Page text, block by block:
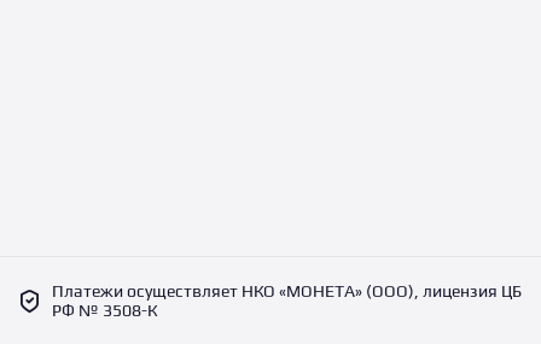
Платежи осуществляет НКО «МОНЕТА» (ООО), лицензия ЦБ
РФ № 3508-К